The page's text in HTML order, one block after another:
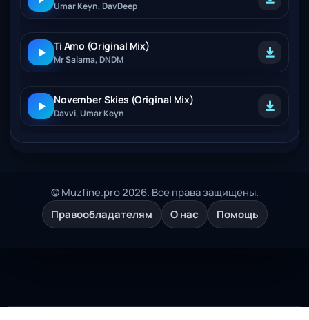
Umar Keyn, DavDeep
Ti Amo (Original Mix)
Mr Salama, DNDM
November Skies (Original Mix)
Davvi, Umar Keyn
© Muzfine.pro 2026. Все права защищены.
Правообладателям
О нас Помощь